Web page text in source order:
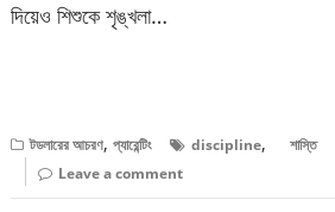
দিয়েও শিশুকে শৃঙ্খলা…
টডলারের আচরণ,প্যারেন্টিং discipline, শাস্তি
Leave a comment